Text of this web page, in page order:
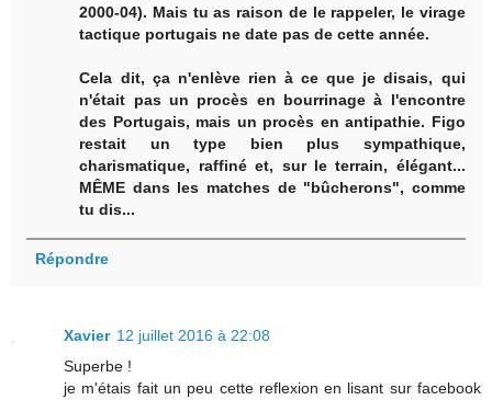
2000-04). Mais tu as raison de le rappeler, le virage
tactique portugais ne date pas de cette année.
Cela dit, ça n'enlève rien à ce que je disais, qui
n'était pas un procès en bourrinage à l'encontre
des Portugais, mais un procès en antipathie. Figo
restait un type bien plus sympathique,
charismatique, raffiné et, sur le terrain, élégant...
MÊME dans les matches de "bûcherons", comme
tu dis...
Répondre
Xavier 12 juillet 2016 à 22:08
Superbe !
je m'étais fait un peu cette reflexion en lisant sur facebook